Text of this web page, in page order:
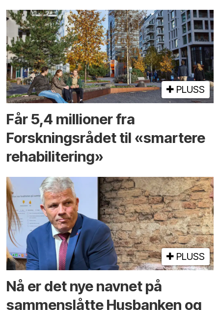
PLUSS
Får 5,4 millioner fra
Forskningsrådet til «smartere
rehabilitering»
PLUSS
Nå er det nye navnet på
sammenslåtte Husbanken og